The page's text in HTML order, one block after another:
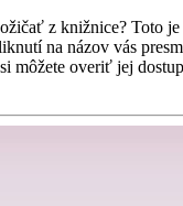
z knižnice? Toto
na názov vás
môžete overiť jej